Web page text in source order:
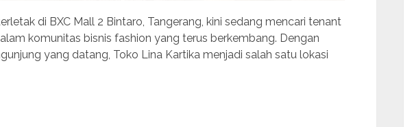
di BXC Mall 2 Bintaro, Tangerang, kini sedang mencari tenant
komunitas bisnis fashion yang terus berkembang. Dengan
yang datang, Toko Lina Kartika menjadi salah satu lokasi